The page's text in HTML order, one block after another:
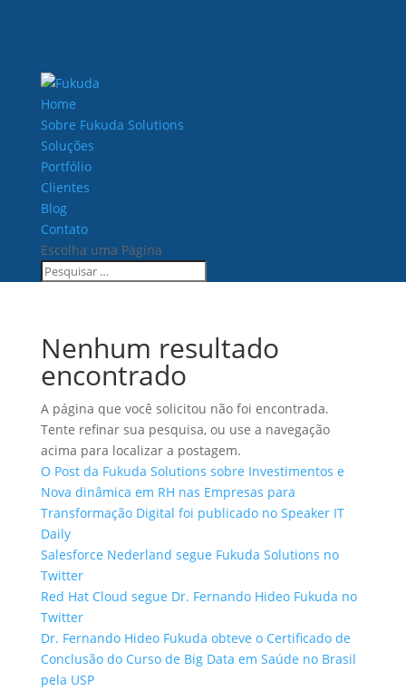
Home
Sobre Fukuda Solutions
Soluções
Portfólio
Clientes
Blog
Contato
Escolha uma Página
Nenhum resultado
encontrado
A página que você solicitou não foi encontrada.
Tente refinar sua pesquisa, ou use a navegação
acima para localizar a postagem.
O Post da Fukuda Solutions sobre Investimentos e
Nova dinâmica em RH nas Empresas para
Transformação Digital foi publicado no Speaker IT
Daily
Salesforce Nederland segue Fukuda Solutions no
Twitter
Red Hat Cloud segue Dr. Fernando Hideo Fukuda no
Twitter
Dr. Fernando Hideo Fukuda obteve o Certificado de
Conclusão do Curso de Big Data em Saúde no Brasil
pela USP